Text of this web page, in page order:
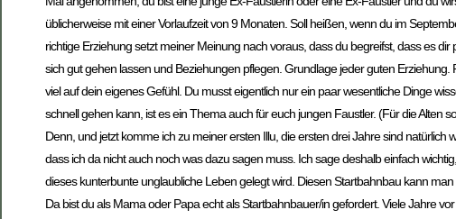
üblicherweise mit einer Vorlaufzeit von 9 Monaten. Soll heißen, wenn du im
richtige Erziehung setzt meiner Meinung nach voraus, dass du begreifst, dass es
sich gut gehen lassen und Beziehungen pflegen. Grundlage jeder guten
viel auf dein eigenes Gefühl. Du musst eigentlich nur ein paar wesentliche Dinge
schnell gehen kann, ist es ein Thema auch für euch jungen Faustler. (Für die Alten
Denn, und jetzt komme ich zu meiner ersten Illu, die ersten drei Jahre sind natürlich
dass ich da nicht auch noch was dazu sagen muss. Ich sage deshalb einfach
dieses kunterbunte unglaubliche Leben gelegt wird. Diesen Startbahnbau kann man
Da bist du als Mama oder Papa echt als Startbahnbauer/in gefordert. Viele Jahre